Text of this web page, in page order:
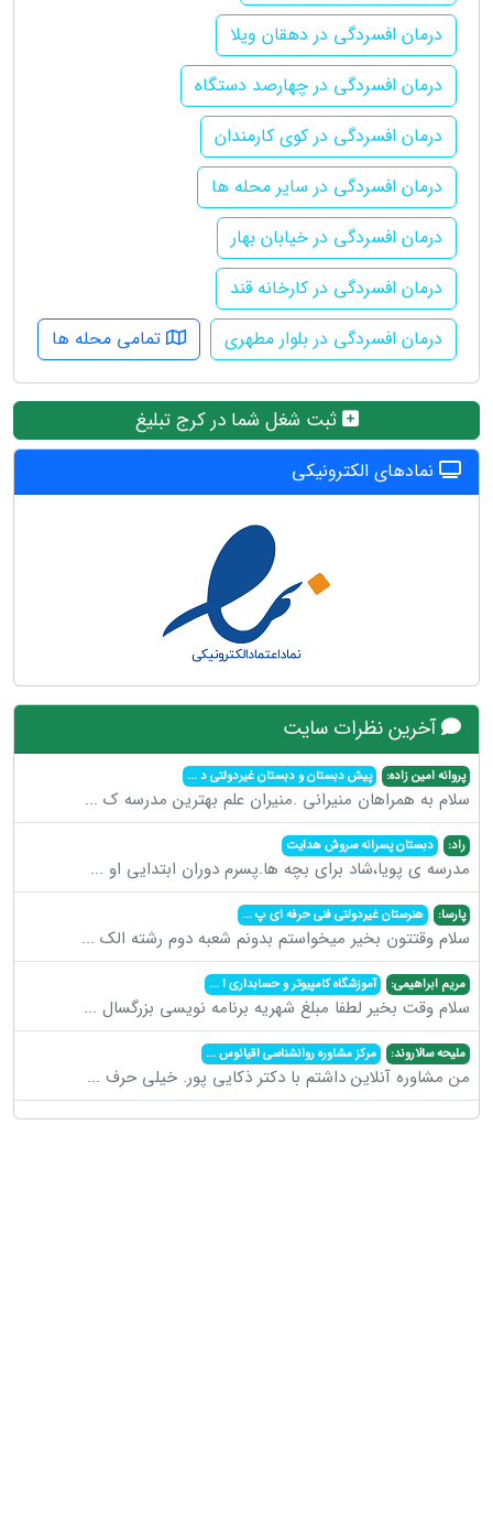
درمان افسردگی در دهقان ویلا
درمان افسردگی در چهارصد دستگاه
درمان افسردگی در کوی کارمندان
درمان افسردگی در سایر محله ها
درمان افسردگی در خیابان بهار
درمان افسردگی در کارخانه قند
درمان افسردگی در بلوار مطهری
تمامی محله ها
ثبت شغل شما در کرج تبلیغ
نمادهای الکترونیکی
آخرین نظرات سایت
پروانه امین زاده: پیش دبستان و دبستان غیردولتی د...
سلام به همراهان منیرانی .منیران علم بهترین مدرسه ک ...
راد: دبستان پسرانه سروش هدایت
مدرسه ی پویا،شاد برای بچه ها.پسرم دوران ابتدایی او ...
پارسا: هنرستان غیردولتی فنی حرفه ای پ...
سلام وقتتون بخیر میخواستم بدونم شعبه دوم رشته الک ...
مریم ابراهیمی: آموزشگاه کامپیوتر و حسابداری ا...
سلام وقت بخیر لطفا مبلغ شهریه برنامه نویسی بزرگسال ...
ملیحه سالاروند: مرکز مشاوره روانشناسی اقیانوس...
من مشاوره آنلاین داشتم با دکتر ذکایی پور. خیلی حرف ...